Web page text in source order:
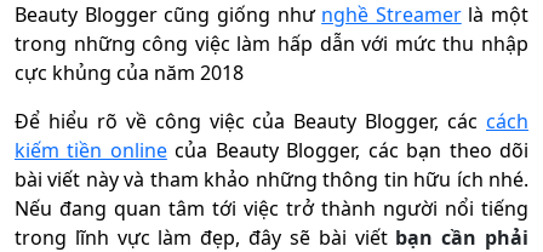
Beauty Blogger cũng giống như nghề Streamer là một
trong những công việc làm hấp dẫn với mức thu nhập
cực khủng của năm 2018
Để hiểu rõ về công việc của Beauty Blogger, các cách
kiếm tiền online của Beauty Blogger, các bạn theo dõi
bài viết này và tham khảo những thông tin hữu ích nhé.
Nếu đang quan tâm tới việc trở thành người nổi tiếng
trong lĩnh vực làm đẹp, đây sẽ bài viết bạn cần phải